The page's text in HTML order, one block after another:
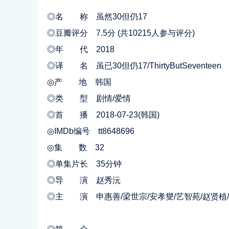
◎名 称 虽然30但仍17
◎豆瓣评分 7.5分 (共10215人参与评分)
◎年 代 2018
◎译 名 虽已30但仍17/ThirtyButSeventeen
◎产 地 韩国
◎类 型 剧情/爱情
◎首 播 2018-07-23(韩国)
◎IMDb编号 tt8648696
◎集 数 32
◎单集片长 35分钟
◎导 演 赵秀沅
◎主 演 申惠善/梁世宗/安孝燮/艺智苑/赵贤植/